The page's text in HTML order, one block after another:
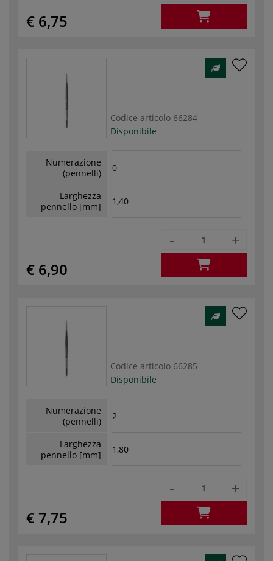
€ 6,75
Codice articolo 66284
Disponibile
Numerazione
(pennelli)
0
Larghezza
pennello [mm]
1,40
€ 6,90
- +
Codice articolo 66285
Disponibile
Numerazione
(pennelli)
2
Larghezza
pennello [mm]
1,80
€ 7,75
- +